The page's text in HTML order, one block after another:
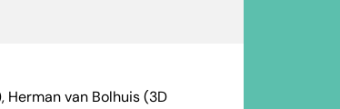
Herman van Bolhuis (3D